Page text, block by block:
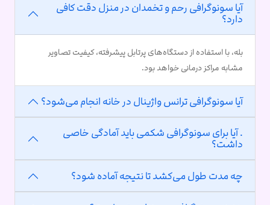
آیا سونوگرافی رحم و تخمدان در منزل دقت کافی
دارد؟
بله، با استفاده از دستگاه‌های پرتابل پیشرفته، کیفیت تصاویر
مشابه مراکز درمانی خواهد بود.
آیا سونوگرافی ترانس واژینال در خانه انجام می‌شود؟
. آیا برای سونوگرافی شکمی باید آمادگی خاصی
داشت؟
چه مدت طول می‌کشد تا نتیجه آماده شود؟